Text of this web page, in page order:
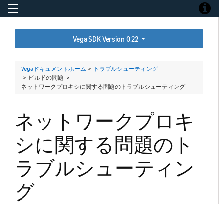
Toggle navigation
Vega SDK Version 0.22
Vegaドキュメントホーム > トラブルシューティング
> ビルドの問題 >
ネットワークプロキシに関する問題のトラブルシューティング
ネットワークプロキ
シに関する問題のト
ラブルシューティン
グ